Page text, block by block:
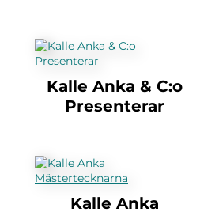
Kalle Anka & C:o
Presenterar
Kalle Anka